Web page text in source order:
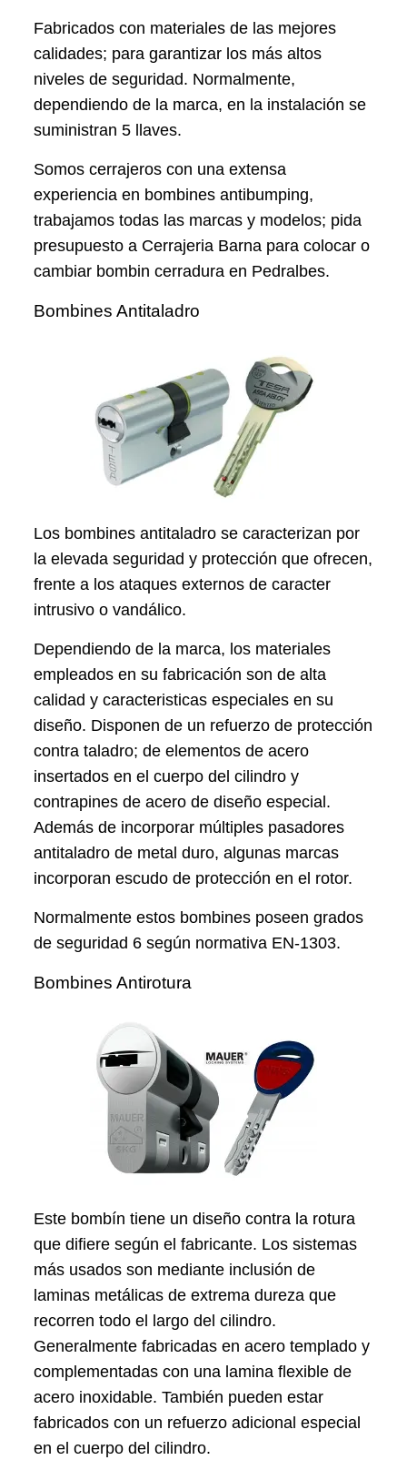
Fabricados con materiales de las mejores
calidades; para garantizar los más altos
niveles de seguridad. Normalmente,
dependiendo de la marca, en la instalación se
suministran 5 llaves.
Somos cerrajeros con una extensa
experiencia en bombines antibumping,
trabajamos todas las marcas y modelos; pida
presupuesto a Cerrajeria Barna para colocar o
cambiar bombin cerradura en Pedralbes.
Bombines Antitaladro
Los bombines antitaladro se caracterizan por
la elevada seguridad y protección que ofrecen,
frente a los ataques externos de caracter
intrusivo o vandálico.
Dependiendo de la marca, los materiales
empleados en su fabricación son de alta
calidad y caracteristicas especiales en su
diseño. Disponen de un refuerzo de protección
contra taladro; de elementos de acero
insertados en el cuerpo del cilindro y
contrapines de acero de diseño especial.
Además de incorporar múltiples pasadores
antitaladro de metal duro, algunas marcas
incorporan escudo de protección en el rotor.
Normalmente estos bombines poseen grados
de seguridad 6 según normativa EN-1303.
Bombines Antirotura
Este bombín tiene un diseño contra la rotura
que difiere según el fabricante. Los sistemas
más usados son mediante inclusión de
laminas metálicas de extrema dureza que
recorren todo el largo del cilindro.
Generalmente fabricadas en acero templado y
complementadas con una lamina flexible de
acero inoxidable. También pueden estar
fabricados con un refuerzo adicional especial
en el cuerpo del cilindro.